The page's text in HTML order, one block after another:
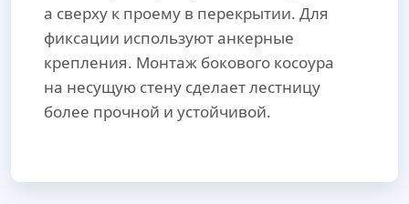
а сверху к проему в перекрытии. Для
фиксации используют анкерные
крепления. Монтаж бокового косоура
на несущую стену сделает лестницу
более прочной и устойчивой.